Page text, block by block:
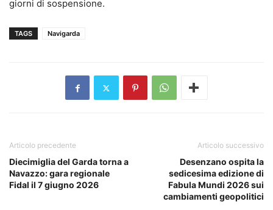
giorni di sospensione.
TAGS Navigarda
Articolo precedente
Diecimiglia del Garda torna a
Navazzo: gara regionale
Fidal il 7 giugno 2026
Articolo successivo
Desenzano ospita la
sedicesima edizione di
Fabula Mundi 2026 sui
cambiamenti geopolitici